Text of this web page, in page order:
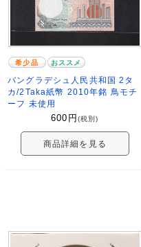
希少品 おススメ
バングラデシュ人民共和国 2タ
カ/2Taka紙幣 2010年銘 鳥モチ
ーフ 未使用
600 円 (税別)
商品詳細を見る